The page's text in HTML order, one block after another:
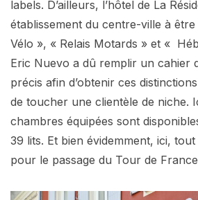
labels. D’ailleurs, l’hôtel de La
établissement du centre-ville à
Vélo », « Relais Motards » et «
Eric Nuevo a dû remplir un cahier
précis afin d’obtenir ces
de toucher une clientèle de niche.
chambres équipées sont
39 lits. Et bien évidemment, ici,
pour le passage du Tour de